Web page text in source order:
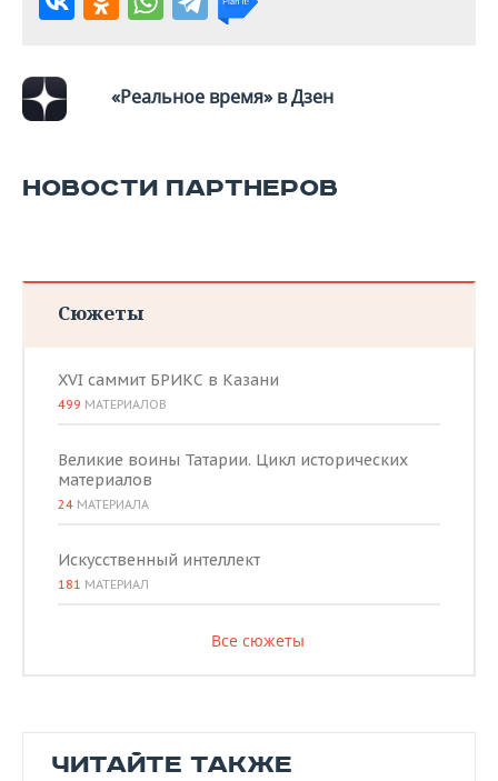
«Реальное время» в Дзен
НОВОСТИ ПАРТНЕРОВ
Сюжеты
XVI саммит БРИКС в Казани
499 МАТЕРИАЛОВ
Великие воины Татарии. Цикл исторических
материалов
24 МАТЕРИАЛА
Искусственный интеллект
181 МАТЕРИАЛ
Все сюжеты
ЧИТАЙТЕ ТАКЖЕ